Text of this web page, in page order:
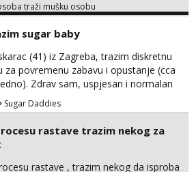
ispod i nadji me tamo, cekam te!
traži mušku osobu
sugar baby
(41) iz Zagreba, trazim diskretnu
za povremenu zabavu i opustanje (cca
Zdrav sam, uspjesan i normalan
koji je spreman financijski cijeniti
vrijeme i trud. Ako smatras da imas sto
javi se s par rijeci o sebi, tome sto
ocekujes i fotkama na; Telegram
WA 0955812207
Sugar Daddies
rastave trazim nekog za
rastave , trazim nekog da isproba